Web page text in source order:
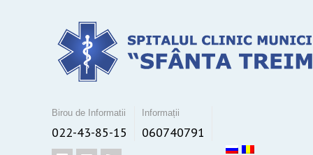
Birou de Informatii
022-43-85-15
Informații
060740791